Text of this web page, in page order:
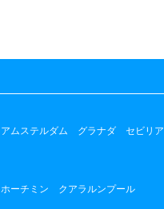
アムステルダム グラナダ セビリア
ホーチミン クアラルンプール